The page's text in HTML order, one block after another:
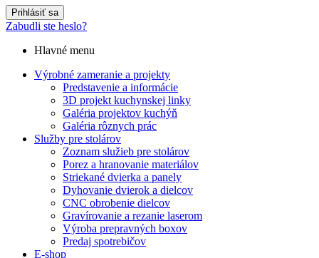
Prihlásiť sa
Zabudli ste heslo?
Hlavné menu
Výrobné zameranie a projekty
Predstavenie a informácie
3D projekt kuchynskej linky
Galéria projektov kuchýň
Galéria rôznych prác
Služby pre stolárov
Zoznam služieb pre stolárov
Porez a hranovanie materiálov
Striekané dvierka a panely
Dyhovanie dvierok a dielcov
CNC obrobenie dielcov
Gravírovanie a rezanie laserom
Výroba prepravných boxov
Predaj spotrebičov
E-shop